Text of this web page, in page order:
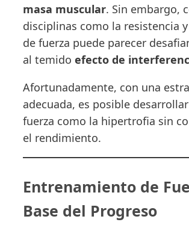
masa muscular. Sin embargo,
disciplinas como la resistencia
de fuerza puede parecer
al temido efecto de
Afortunadamente, con una
adecuada, es posible
fuerza como la hipertrofia sin
el rendimiento.
Entrenamiento de
Base del Progreso